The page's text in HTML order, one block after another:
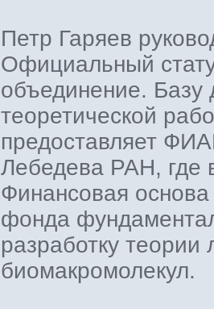
Петр Гаряев
Официальный
объединение. Базу
теоретической
предоставляет
Лебедева РАН, где
Финансовая основа
фонда
разработку
биомакромолекул.